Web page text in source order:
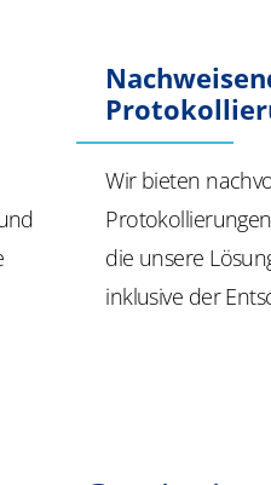
Wir bieten
die unsere
inklusive der